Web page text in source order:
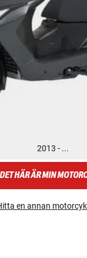
2013 - ...
DET HÄR ÄR MIN
en annan